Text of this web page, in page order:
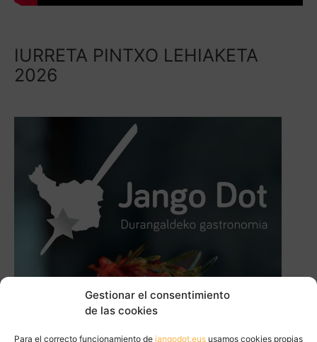
Gestionar el consentimiento
de las cookies
Para el correcto funcionamiento de jangodot.eus usamos cookies propias
IURRETA PINTXO LEHIAKETA
2026